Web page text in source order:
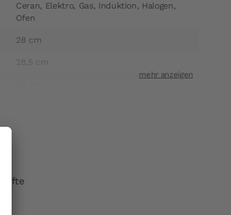
Ceran, Elektro, Gas, Induktion, Halogen,
Ofen
28 cm
28,5 cm
Gifte